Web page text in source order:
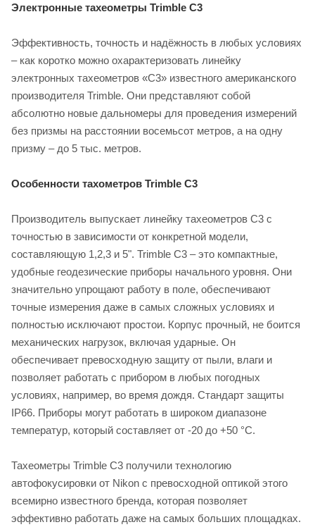
Электронные тахеометры Trimble C3
Эффективность, точность и надёжность в любых условиях
– как коротко можно охарактеризовать линейку
электронных тахеометров «C3» известного американского
производителя Trimble. Они представляют собой
абсолютно новые дальномеры для проведения измерений
без призмы на расстоянии восемьсот метров, а на одну
призму – до 5 тыс. метров.
Особенности тахометров Trimble C3
Производитель выпускает линейку тахеометров С3 с
точностью в зависимости от конкретной модели,
составляющую 1,2,3 и 5". Trimble C3 – это компактные,
удобные геодезические приборы начального уровня. Они
значительно упрощают работу в поле, обеспечивают
точные измерения даже в самых сложных условиях и
полностью исключают простои. Корпус прочный, не боится
механических нагрузок, включая ударные. Он
обеспечивает превосходную защиту от пыли, влаги и
позволяет работать с прибором в любых погодных
условиях, например, во время дождя. Стандарт защиты
IP66. Приборы могут работать в широком диапазоне
температур, который составляет от -20 до +50 °С.
Тахеометры Trimble C3 получили технологию
автофокусировки от Nikon с превосходной оптикой этого
всемирно известного бренда, которая позволяет
эффективно работать даже на самых больших площадках.